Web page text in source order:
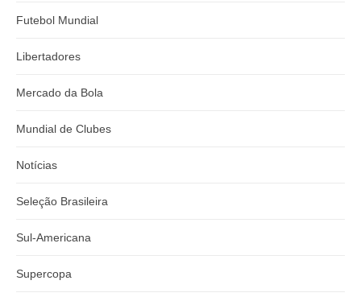
Futebol Mundial
Libertadores
Mercado da Bola
Mundial de Clubes
Notícias
Seleção Brasileira
Sul-Americana
Supercopa